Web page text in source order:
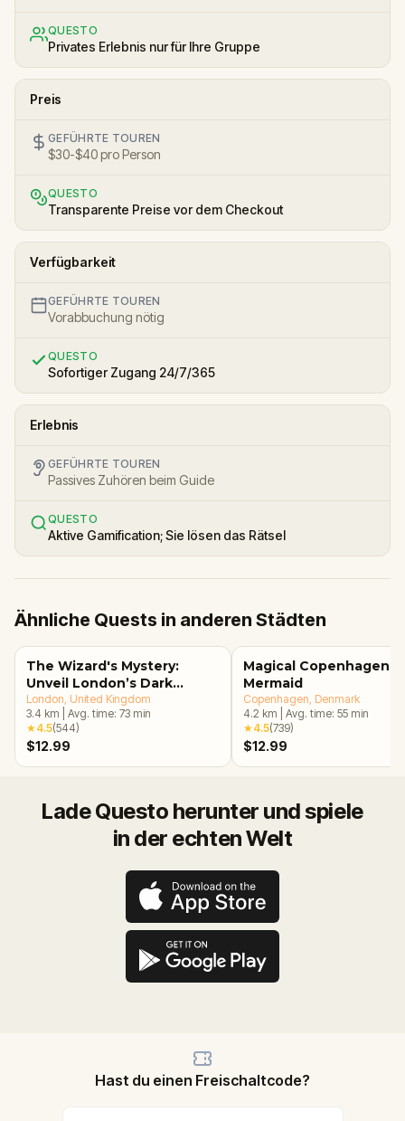
QUESTO
Privates Erlebnis nur für Ihre Gruppe
Preis
GEFÜHRTE TOUREN
$30-$40 pro Person
QUESTO
Transparente Preise vor dem Checkout
Verfügbarkeit
GEFÜHRTE TOUREN
Vorabbuchung nötig
QUESTO
Sofortiger Zugang 24/7/365
Erlebnis
GEFÜHRTE TOUREN
Passives Zuhören beim Guide
QUESTO
Aktive Gamification; Sie lösen das Rätsel
Ähnliche Quests in anderen Städten
The Wizard's Mystery:
Unveil London’s Dark
Secrets Escape Game
London , United Kingdom
3.4 km Avg. time: 73 min
★4.5(544)
$12.99
Magical Copenhagen:
Mermaid
Copenhagen , Denmark
4.2 km Avg. time: 55 min
★4.5(739)
$12.99
Lade Questo herunter und spiele
in der echten Welt
Hast du einen Freischaltcode?